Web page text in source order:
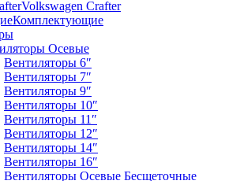
Volkswagen Crafter
Комплектующие
Осевые
Вентиляторы 6″
Вентиляторы 7″
Вентиляторы 9″
Вентиляторы 10″
Вентиляторы 11″
Вентиляторы 12″
Вентиляторы 14″
Вентиляторы 16″
Вентиляторы Осевые Бесщеточные